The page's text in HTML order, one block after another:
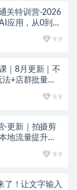
关特训营-2026
应用，从0到1
9.9
｜8月更新｜不
+店群批量复
9.9
-更新｜拍摄剪
地流量提升门
9.9
了！让文字输入